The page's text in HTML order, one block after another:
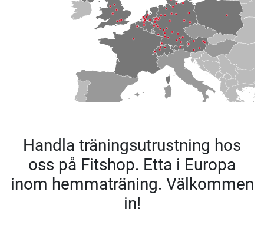
Handla träningsutrustning hos
oss på Fitshop. Etta i Europa
inom hemmaträning. Välkommen
in!